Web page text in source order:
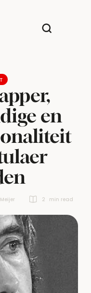
en
2 min read